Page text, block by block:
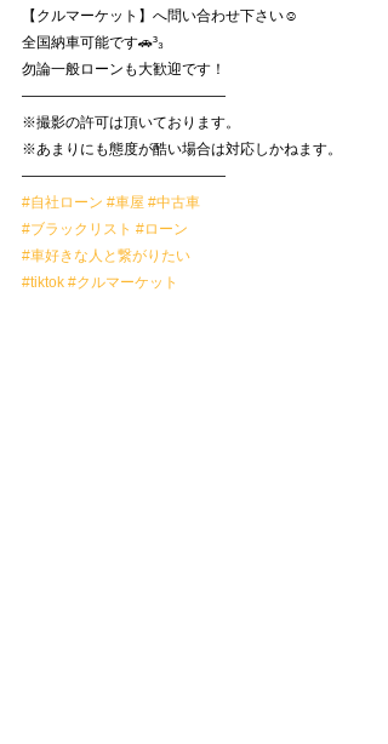
【クルマーケット】へ問い合わせ下さい☺️
全国納車可能です🚗³₃
勿論一般ローンも大歓迎です！
——————————————
※撮影の許可は頂いております。
※あまりにも態度が酷い場合は対応しかねます。
——————————————
#自社ローン #車屋 #中古車
#ブラックリスト #ローン
#車好きな人と繋がりたい
#tiktok #クルマーケット